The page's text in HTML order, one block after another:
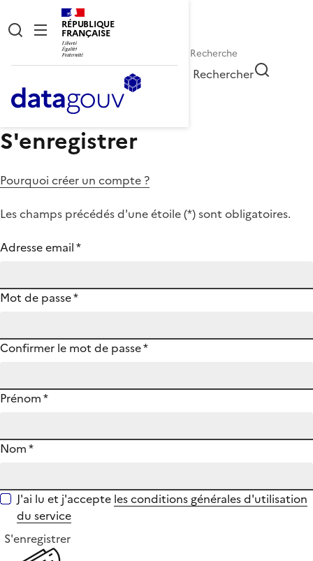
RÉPUBLIQUE
FRANÇAISE
Rechercher
S'enregistrer
Pourquoi créer un compte ?
Les champs précédés d'une étoile (*) sont obligatoires.
Adresse email*
Mot de passe*
Confirmer le mot de passe*
Prénom*
Nom*
J'ai lu et j'accepte les conditions générales d'utilisation
du service
S'enregistrer